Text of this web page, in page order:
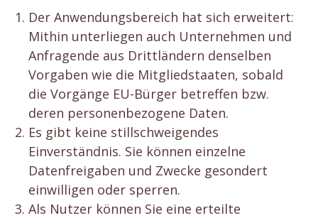
Der Anwendungsbereich hat sich erweitert:
Mithin unterliegen auch Unternehmen und
Anfragende aus Drittländern denselben
Vorgaben wie die Mitgliedstaaten, sobald
die Vorgänge EU-Bürger betreffen bzw.
deren personenbezogene Daten.
Es gibt keine stillschweigendes
Einverständnis. Sie können einzelne
Datenfreigaben und Zwecke gesondert
einwilligen oder sperren.
Als Nutzer können Sie eine erteilte